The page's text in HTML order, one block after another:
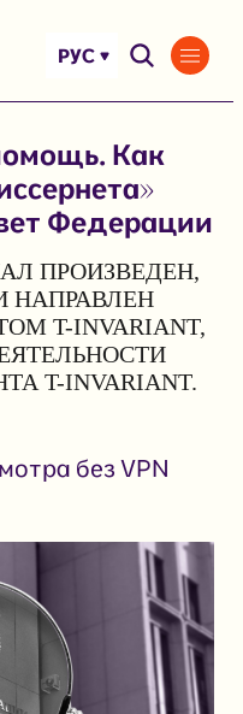
РУС
Как
Федерации
ПРОИЗВЕДЕН,
НАПРАВЛЕН
T-INVARIANT,
T-INVARIANT.
без VPN